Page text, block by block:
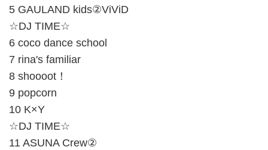
5 GAULAND kids②ViViD
☆DJ TIME☆
6 coco dance school
7 rina's familiar
8 shoooot！
9 popcorn
10 K×Y
☆DJ TIME☆
11 ASUNA Crew②